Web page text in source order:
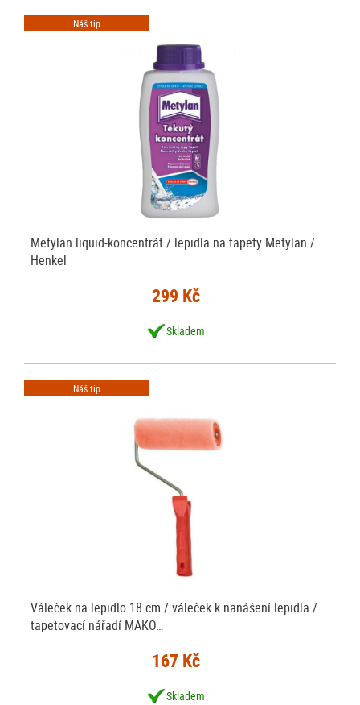
Náš tip
Metylan liquid-koncentrát / lepidla na tapety Metylan /
Henkel
299 Kč
Skladem
Náš tip
Váleček na lepidlo 18 cm / váleček k nanášení lepidla /
tapetovací nářadí MAKO…
167 Kč
Skladem